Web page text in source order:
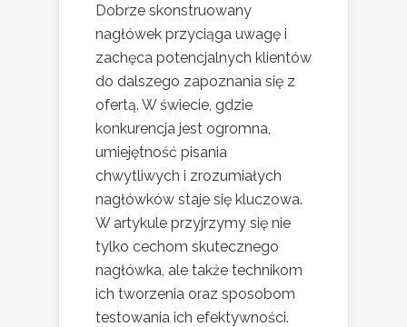
Dobrze skonstruowany
nagłówek przyciąga uwagę i
zachęca potencjalnych klientów
do dalszego zapoznania się z
ofertą. W świecie, gdzie
konkurencja jest ogromna,
umiejętność pisania
chwytliwych i zrozumiałych
nagłówków staje się kluczowa.
W artykule przyjrzymy się nie
tylko cechom skutecznego
nagłówka, ale także technikom
ich tworzenia oraz sposobom
testowania ich efektywności.